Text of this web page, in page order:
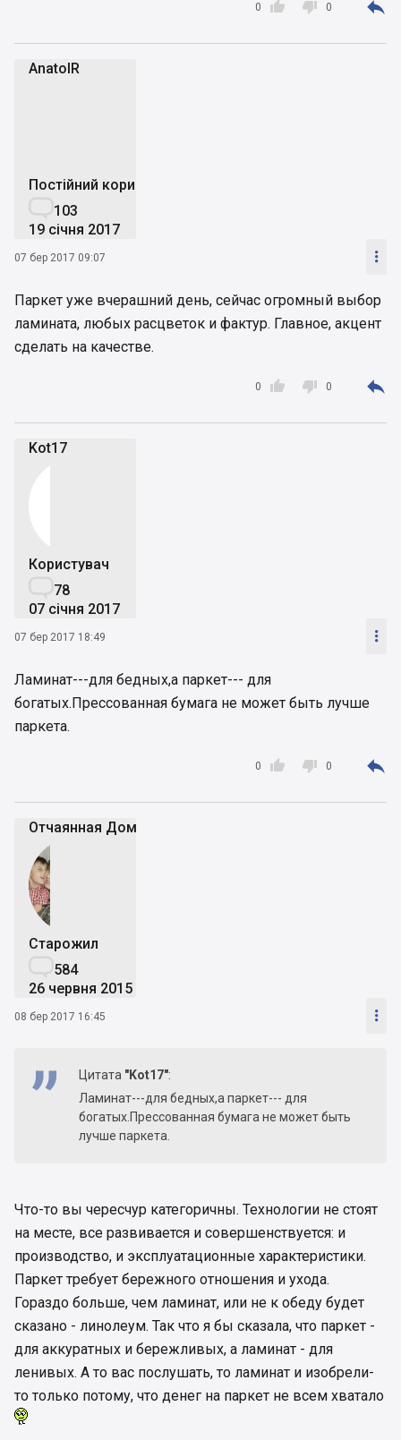

0  0 
AnatolR
Постійний користувач
103
19 січня 2017
07 бер 2017 09:07 
Паркет уже вчерашний день, сейчас огромный выбор
ламината, любых расцветок и фактур. Главное, акцент
сделать на качестве.

0  0 
Kot17
Користувач
78
07 січня 2017
07 бер 2017 18:49 
Ламинат---для бедных,а паркет--- для
богатых.Прессованная бумага не может быть лучше
паркета.

0  0 
Отчаянная Дoмохозяйка
Старожил
584
26 червня 2015
08 бер 2017 16:45 
Цитата "Kot17":
Ламинат---для бедных,а паркет--- для
богатых.Прессованная бумага не может быть
лучше паркета.
Что-то вы чересчур категоричны. Технологии не стоят
на месте, все развивается и совершенствуется: и
производство, и эксплуатационные характеристики.
Паркет требует бережного отношения и ухода.
Гораздо больше, чем ламинат, или не к обеду будет
сказано - линолеум. Так что я бы сказала, что паркет -
для аккуратных и бережливых, а ламинат - для
ленивых. А то вас послушать, то ламинат и изобрели-
то только потому, что денег на паркет не всем хватало